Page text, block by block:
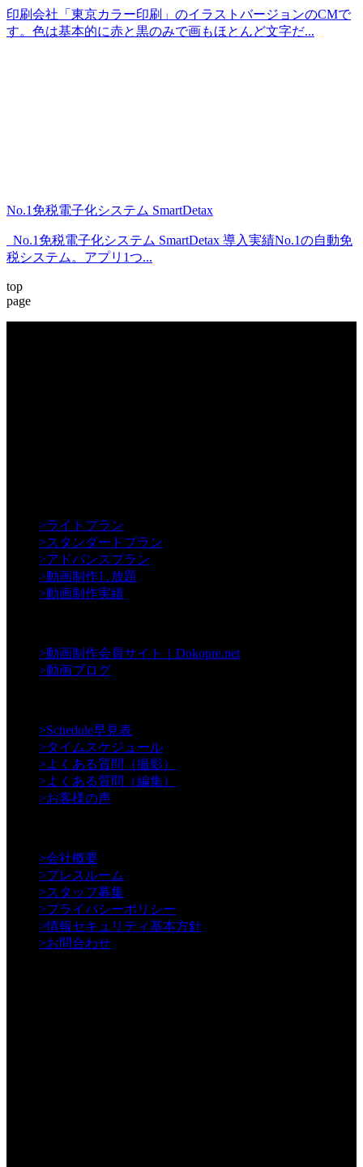
印刷会社「東京カラー印刷」のイラストバージョンのCMで
す。色は基本的に赤と黒のみで画もほとんど文字だ...
No.1免税電子化システム SmartDetax
No.1免税電子化システム SmartDetax 導入実績No.1の自動免
税システム。アプリ1つ...
top
page
>ライトプラン
>スタンダードプラン
>アドバンスプラン
>動画制作し放題
>動画制作実績
>動画制作会員サイト｜Dokopre.net
>動画ブログ
>Schedule早見表
>タイムスケジュール
>よくある質問（撮影）
>よくある質問（編集）
>お客様の声
>会社概要
>プレスルーム
>スタッフ募集
>プライバシーポリシー
>情報セキュリティ基本方針
>お問合わせ